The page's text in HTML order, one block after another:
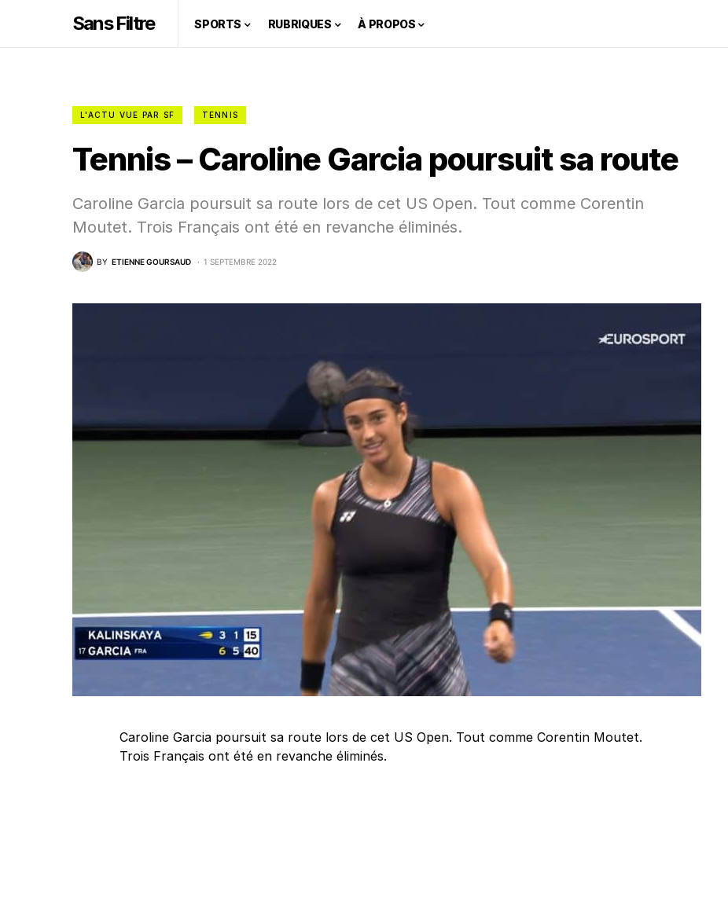
Sans Filtre SPORTS RUBRIQUES À PROPOS
L'ACTU VUE PAR SF TENNIS
Tennis – Caroline Garcia poursuit sa route
Caroline Garcia poursuit sa route lors de cet US Open. Tout comme Corentin
Moutet. Trois Français ont été en revanche éliminés.
BY ETIENNE GOURSAUD 1 SEPTEMBRE 2022
Caroline Garcia poursuit sa route lors de cet US Open. Tout comme Corentin Moutet.
Trois Français ont été en revanche éliminés.